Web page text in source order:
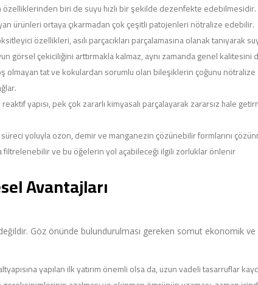
özelliklerinden biri de suyu hızlı bir şekilde dezenfekte
ürünleri ortaya çıkarmadan çok çeşitli patojenleri nötralize edebilir.
özellikleri, asılı parçacıkları parçalamasına olanak tanıyarak
görsel çekiciliğini arttırmakla kalmaz, aynı zamanda genel kalitesini
olmayan tat ve kokulardan sorumlu olan bileşiklerin çoğunu
yapısı, pek çok zararlı kimyasalı parçalayarak zararsız hale
yoluyla ozon, demir ve manganezin çözünebilir formlarını
ve bu öğelerin yol açabileceği ilgili zorluklar önlenir
Avantajları
değildir. Göz önünde bulundurulması gereken somut ekonomik
yapılan ilk yatırım önemli olsa da, uzun vadeli tasarruflar